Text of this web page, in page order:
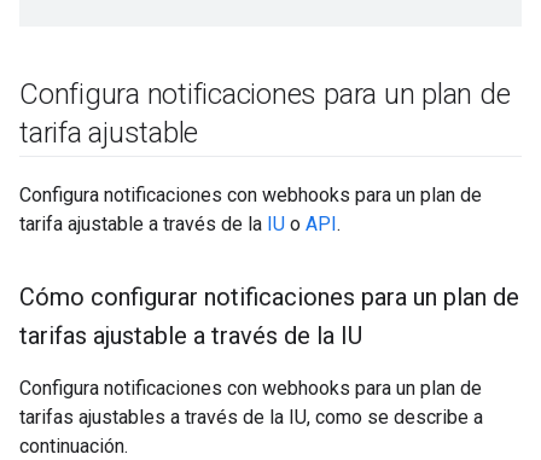
Configura notificaciones para un plan de
tarifa ajustable
Configura notificaciones con webhooks para un plan de
tarifa ajustable a través de la IU o API.
Cómo configurar notificaciones para un plan de
tarifas ajustable a través de la IU
Configura notificaciones con webhooks para un plan de
tarifas ajustables a través de la IU, como se describe a
continuación.